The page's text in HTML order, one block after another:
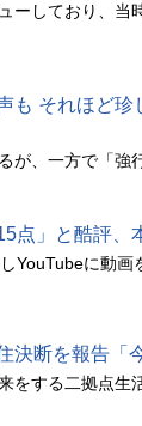
ーしており、当
も それほど
が、一方で「強
点」と酷評、
YouTubeに動画
決断を報告「
をする二拠点生